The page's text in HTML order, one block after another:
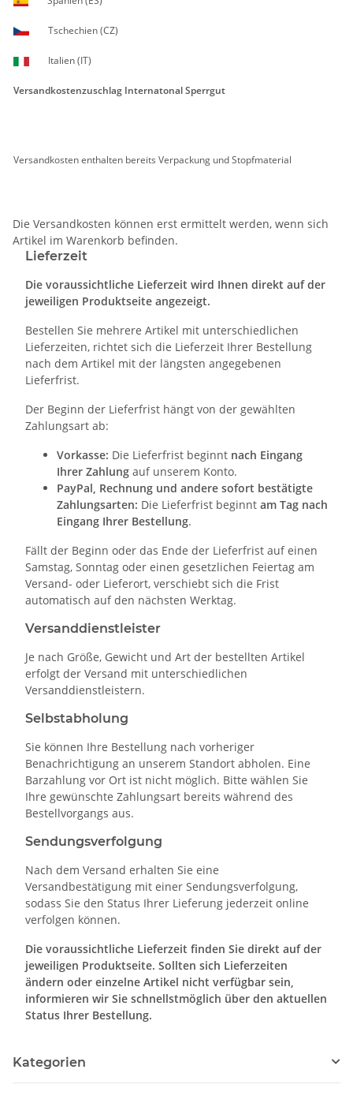
Tschechien (CZ)
Italien (IT)
Versandkostenzuschlag Internatonal Sperrgut
Versandkosten enthalten bereits Verpackung und Stopfmaterial
Die Versandkosten können erst ermittelt werden, wenn sich
Artikel im Warenkorb befinden.
Lieferzeit
Die voraussichtliche Lieferzeit wird Ihnen direkt auf der
jeweiligen Produktseite angezeigt.
Bestellen Sie mehrere Artikel mit unterschiedlichen
Lieferzeiten, richtet sich die Lieferzeit Ihrer Bestellung
nach dem Artikel mit der längsten angegebenen
Lieferfrist.
Der Beginn der Lieferfrist hängt von der gewählten
Zahlungsart ab:
Vorkasse: Die Lieferfrist beginnt nach Eingang
Ihrer Zahlung auf unserem Konto.
PayPal, Rechnung und andere sofort bestätigte
Zahlungsarten: Die Lieferfrist beginnt am Tag nach
Eingang Ihrer Bestellung.
Fällt der Beginn oder das Ende der Lieferfrist auf einen
Samstag, Sonntag oder einen gesetzlichen Feiertag am
Versand- oder Lieferort, verschiebt sich die Frist
automatisch auf den nächsten Werktag.
Versanddienstleister
Je nach Größe, Gewicht und Art der bestellten Artikel
erfolgt der Versand mit unterschiedlichen
Versanddienstleistern.
Selbstabholung
Sie können Ihre Bestellung nach vorheriger
Benachrichtigung an unserem Standort abholen. Eine
Barzahlung vor Ort ist nicht möglich. Bitte wählen Sie
Ihre gewünschte Zahlungsart bereits während des
Bestellvorgangs aus.
Sendungsverfolgung
Nach dem Versand erhalten Sie eine
Versandbestätigung mit einer Sendungsverfolgung,
sodass Sie den Status Ihrer Lieferung jederzeit online
verfolgen können.
Die voraussichtliche Lieferzeit finden Sie direkt auf der
jeweiligen Produktseite. Sollten sich Lieferzeiten
ändern oder einzelne Artikel nicht verfügbar sein,
informieren wir Sie schnellstmöglich über den aktuellen
Status Ihrer Bestellung.
Kategorien